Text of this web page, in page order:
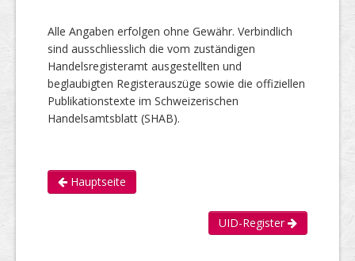
Alle Angaben erfolgen ohne Gewähr. Verbindlich
sind ausschliesslich die vom zuständigen
Handelsregisteramt ausgestellten und
beglaubigten Registerauszüge sowie die offiziellen
Publikationstexte im Schweizerischen
Handelsamtsblatt (SHAB).
Hauptseite
UID-Register